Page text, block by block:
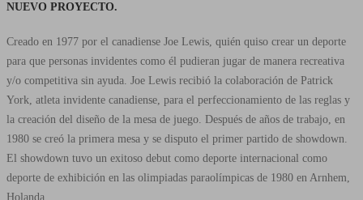
NUEVO PROYECTO.
Creado en 1977 por el canadiense Joe Lewis, quién quiso crear un deporte
para que personas invidentes como él pudieran jugar de manera recreativa
y/o competitiva sin ayuda. Joe Lewis recibió la colaboración de Patrick
York, atleta invidente canadiense, para el perfeccionamiento de las reglas y
la creación del diseño de la mesa de juego. Después de años de trabajo, en
1980 se creó la primera mesa y se disputo el primer partido de showdown.
El showdown tuvo un exitoso debut como deporte internacional como
deporte de exhibición en las olimpiadas paraolímpicas de 1980 en Arnhem,
Holanda.